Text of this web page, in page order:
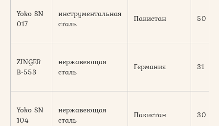
Yoko SN
017
инструментальная
сталь
Пакистан 50
ZINGER
B-553
нержавеющая
сталь
Германия 31
Yoko SN
104
нержавеющая
сталь
Пакистан 30